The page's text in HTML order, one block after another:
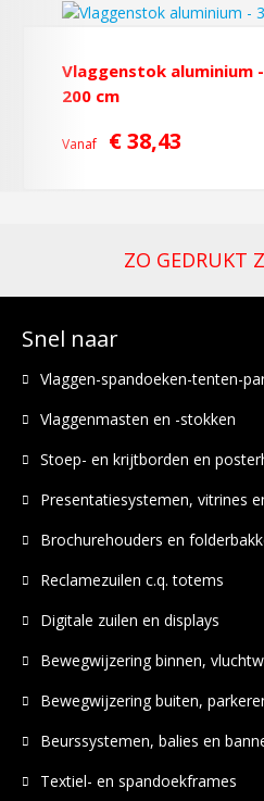
Vlaggenstok aluminium
200 cm
Vanaf € 38,43
ZO GEDRUKT
Snel naar
Vlaggen-spandoeken-tenten-
Vlaggenmasten en -stokken
Stoep- en krijtborden en
Presentatiesystemen, vitrines
Brochurehouders en
Reclamezuilen c.q. totems
Digitale zuilen en displays
Bewegwijzering binnen,
Bewegwijzering buiten,
Beurssystemen, balies en
Textiel- en spandoekframes